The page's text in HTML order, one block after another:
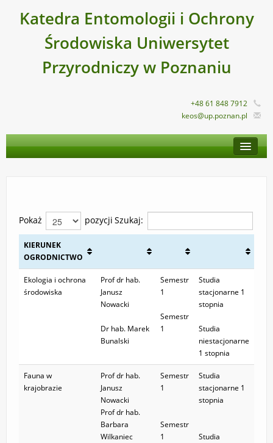
Katedra Entomologii i Ochrony
Środowiska Uniwersytet
Przyrodniczy w Poznaniu
+48 61 848 7912
keos@up.poznan.pl
STRONA GŁÓWNA
DYDAKTYKA
DZIAŁALNOŚĆ NAUKOWA
NASZA OFERTA
KONTAKT
Pokaż pozycji Szukaj:
KIERUNEK
OGRODNICTWO
Ekologia i ochrona
środowiska
Prof dr hab.
Janusz
Nowacki
Dr hab. Marek
Bunalski
Semestr
1
Semestr
1
Studia
stacjonarne 1
stopnia
Studia
niestacjonarne
1 stopnia
Fauna w
krajobrazie
Prof dr hab.
Janusz
Nowacki
Prof dr hab.
Barbara
Wilkaniec
Semestr
1
Semestr
1
Studia
stacjonarne 1
stopnia
Studia